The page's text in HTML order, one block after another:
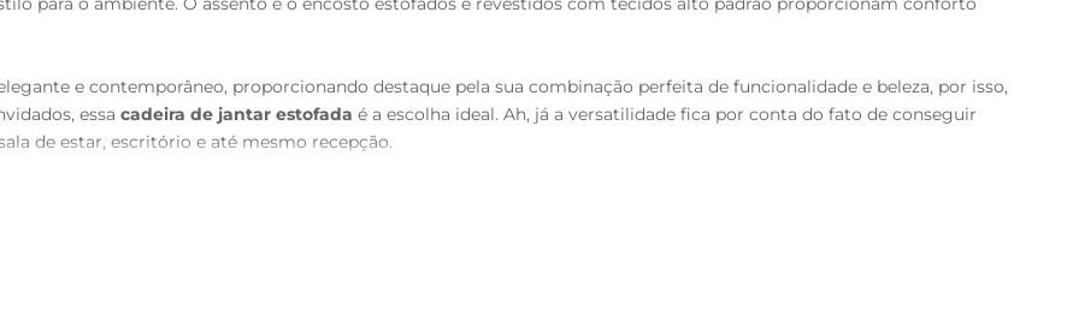
e contemporâneo, proporcionando destaque pela sua combinação perfeita de funcionalidade e beleza, por isso,
essa cadeira de jantar estofada é a escolha ideal. Ah, já a versatilidade fica por conta do fato de conseguir
de estar, escritório e até mesmo recepção.
sua sala de jantar em um espaço sofisticado e acolhedor com a Cadeira Giorgia. Adquira a sua agora mesmo e